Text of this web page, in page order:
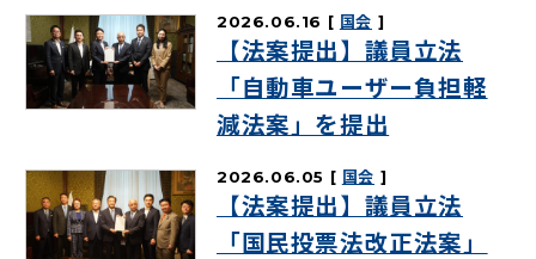
2026.06.16 国会
【法案提出】議員立法
「自動車ユーザー負担軽
減法案」を提出
2026.06.05 国会
【法案提出】議員立法
「国民投票法改正法案」